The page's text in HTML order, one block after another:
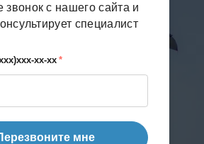
звонок с нашего сайта и
специалист
xx-xx *
мне